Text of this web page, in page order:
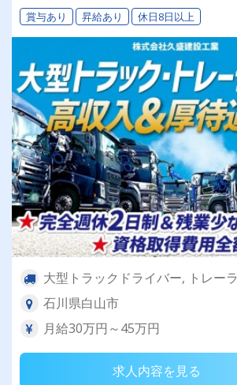
賞与あり 昇給あり 休日8日以上
大型トラックドライバー, トレー
石川県白山市
月給30万円～45万円
求人内容を見る